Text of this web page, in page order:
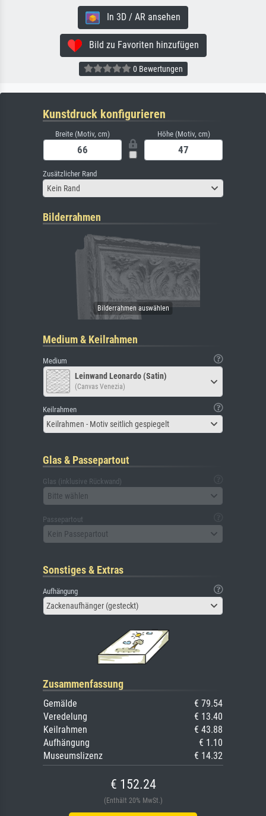
In 3D / AR ansehen
Bild zu Favoriten hinzufügen
0 Bewertungen
Kunstdruck konfigurieren
Breite (Motiv, cm) Höhe (Motiv, cm)
Zusätzlicher Rand
Kein Rand
Bilderrahmen
Medium & Keilrahmen
Medium
Leinwand Leonardo (Satin)
(Canvas Venezia)
Keilrahmen
Keilrahmen - Motiv seitlich gespiegelt
Glas & Passepartout
Glas (inklusive Rückwand)
Bitte wählen
Passepartout
Kein Passepartout
Sonstiges & Extras
Aufhängung
Zackenaufhänger (gesteckt)
Zusammenfassung
Gemälde
€ 79.54
Veredelung
€ 13.40
Keilrahmen
€ 43.88
Aufhängung
€ 1.10
Museumslizenz
€ 14.32
€ 152.24
(Enthält 20% MwSt.)